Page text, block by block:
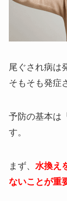
尾ぐされ病は
そもそも発症
予防の基本は
す。
まず、 水換え
ないことが重